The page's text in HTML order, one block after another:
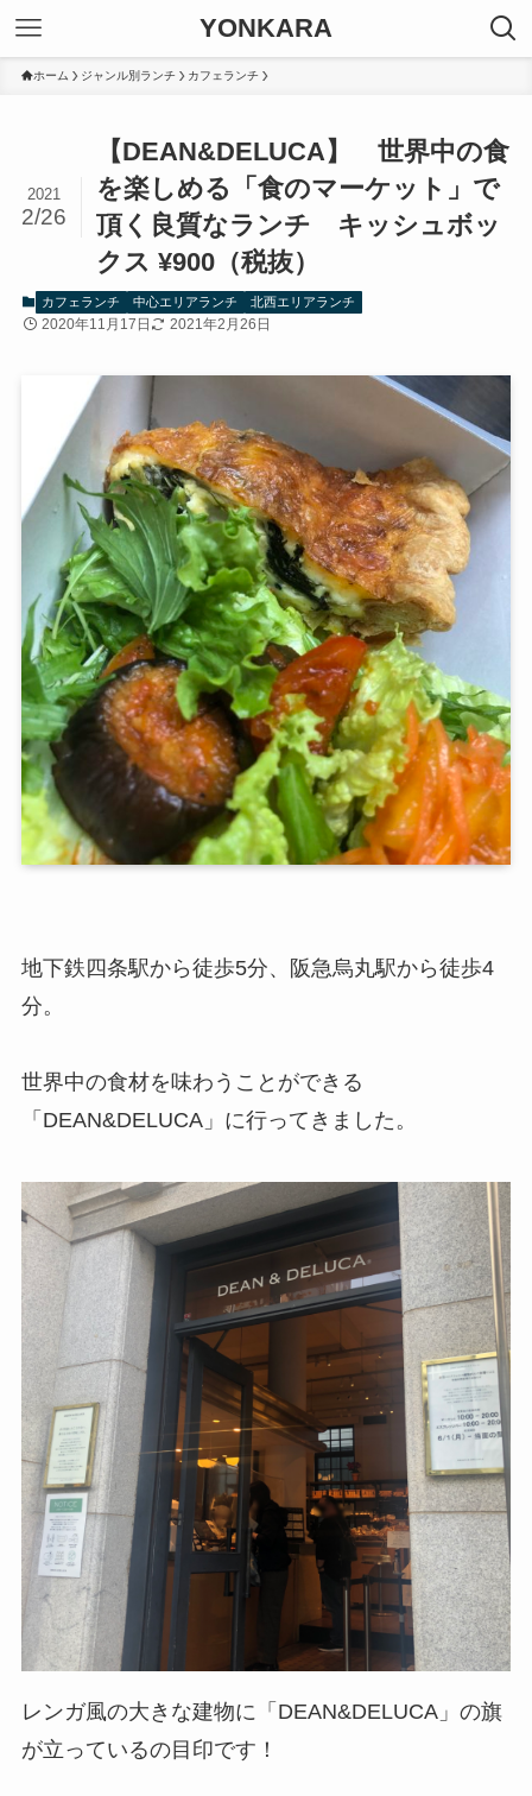
YONKARA
ホーム ジャンル別ランチ カフェランチ
【DEAN&DELUCA】 世界中の食
を楽しめる「食のマーケット」で
頂く良質なランチ キッシュボッ
クス ¥900（税抜）
2021
2/26
カフェランチ 中心エリアランチ 北西エリアランチ
2020年11月17日 2021年2月26日
地下鉄四条駅から徒歩5分、阪急烏丸駅から徒歩4
分。
世界中の食材を味わうことができる
「DEAN&DELUCA」に行ってきました。
レンガ風の大きな建物に「DEAN&DELUCA」の旗
が立っているの目印です！